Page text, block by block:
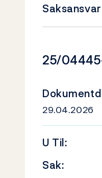
25/
29.04.2026
U Til:
Sak: